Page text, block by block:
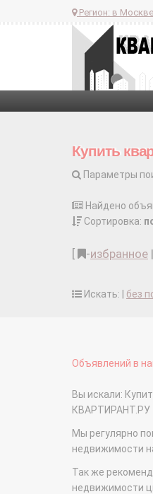
Регион: в Москве
Купить
Параметры
Найдено
Сортировка:
-избранное |
Искать: | без
Объявлений в
Вы искали:
КВАРТИРАНТ.РУ
Мы регулярно
недвижимости
Так же
недвижимости